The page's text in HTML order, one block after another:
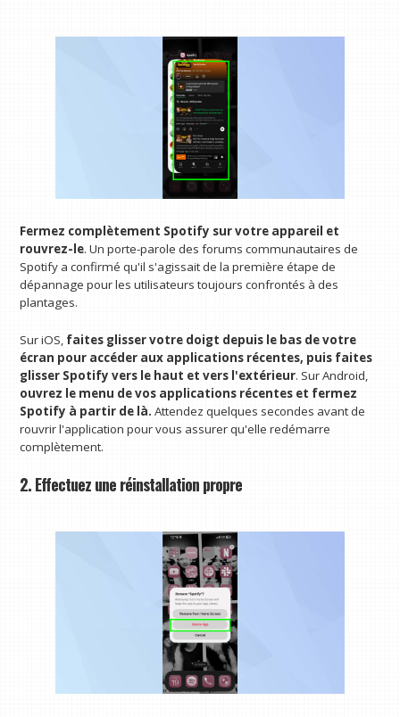
Fermez complètement Spotify sur votre appareil et
rouvrez-le. Un porte-parole des forums communautaires de
Spotify a confirmé qu'il s'agissait de la première étape de
dépannage pour les utilisateurs toujours confrontés à des
plantages.
Sur iOS, faites glisser votre doigt depuis le bas de votre
écran pour accéder aux applications récentes, puis faites
glisser Spotify vers le haut et vers l'extérieur. Sur Android,
ouvrez le menu de vos applications récentes et fermez
Spotify à partir de là. Attendez quelques secondes avant de
rouvrir l'application pour vous assurer qu'elle redémarre
complètement.
2. Effectuez une réinstallation propre